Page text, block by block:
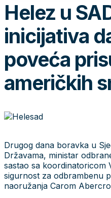
Helez u
inicijativa
poveća
američkih
Drugog dana boravka u
Državama, ministar
sastao sa koordinatoricom
sigurnost za odbrambenu
naoružanja Carom